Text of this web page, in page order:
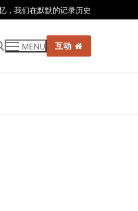
，我们在默默的记录历史
MENU 互动